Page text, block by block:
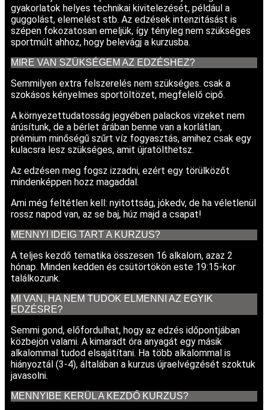
gyakorlatok helyes technikai kivitelezését, például a
guggolást, elemelést stb. Az edzések intenzitásást is
szépen fokozatosan emeljük, így tényleg nem szükséges
sportmúlt ahhoz, hogy belevágj a kurzusba.
MIRE VAN SZÜKSÉGEM AZ EDZÉSHEZ?
Semmilyen extra felszerelés nem szükséges. csak a
szokásos kényelmes sportöltözet, megfelelő cipő.
A környezettudatosság jegyében palackos vizeket nem
árúsítunk, de a bérlet árában benne van a korlátlan,
prémium minőségű szűrt víz fogyasztás, amihez csak egy
kulacsra lesz szükséges, amit újratölthetsz.
Az edzésen meg fogsz izzadni, ezért egy törülközőt
mindenképpen hozz magaddal.
Ami még feltétlen kell: nyitottság, jókedv, de ha véletlenül
rossz napod van, az se baj, húz majd a csapat!
MENNYI IDEIG TART A KURZUS?
A teljes kezdő tematika összesen 16 alkalom, azaz 2
hónap. Minden kedden és csütörtökön este 19:15-kor
találkozunk.
MI VAN, HA NEM TUDOK ELMENNI AZ EGYIK
EDZÉSRE?
Semmi gond, előfordulhat, hogy az edzés időpontjában
közbejön valami. A kimaradt óra anyagát egy másik
alkalommal tudod elsajátítani. Ha több alkalommal is
hiányoztál (3-4), általában a kurzus újraelvégzését szoktuk
javasolni.
MENNYIBE KERÜL A KEZDŐ KURZUS?